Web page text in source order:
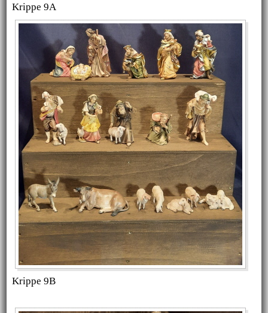
Krippe 9A
Krippe 9B